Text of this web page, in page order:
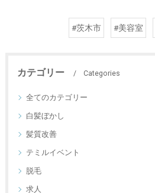
#茨木市 #美容室
カテゴリー Categories
全てのカテゴリー
白髪ぼかし
髪質改善
テミルイベント
脱毛
求人